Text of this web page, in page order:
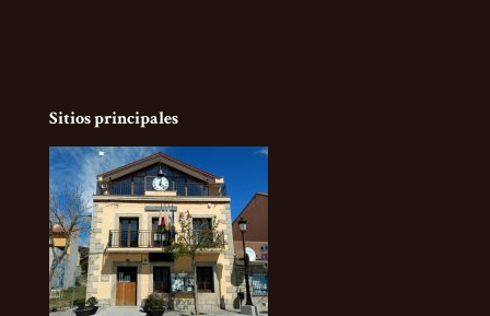
Sitios principales